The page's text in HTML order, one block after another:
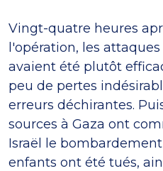
Vingt-quatre heures
l'opération, les attaques
avaient été plutôt
peu de pertes
erreurs déchirantes.
sources à Gaza ont
Israël le
enfants ont été tués,